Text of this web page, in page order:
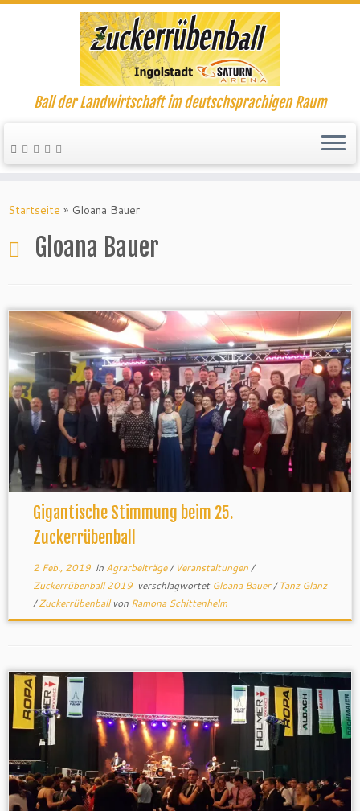
Ball der Landwirtschaft im deutschsprachigen Raum
Startseite » Gloana Bauer
Gloana Bauer
Gigantische Stimmung beim 25.
Zuckerrübenball
2 Feb., 2019in Agrarbeiträge/ Veranstaltungen/
Zuckerrübenball 2019 verschlagwortet Gloana Bauer/Tanz Glanz
/Zuckerrübenballvon Ramona Schittenhelm